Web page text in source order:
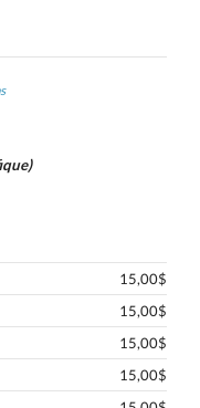
15,00$
15,00$
15,00$
15,00$